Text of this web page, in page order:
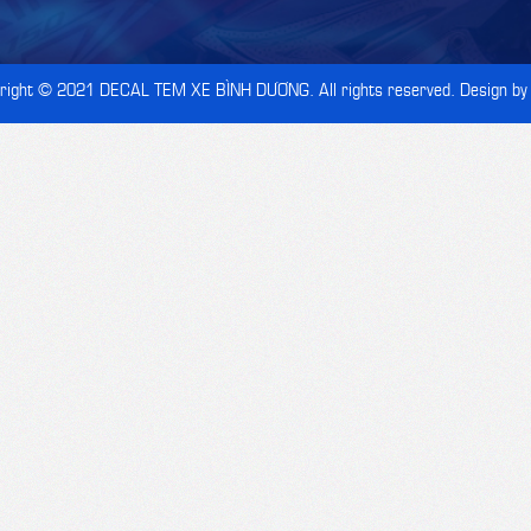
© 2021 DECAL TEM XE BÌNH DƯƠNG . All rights reserved. Design